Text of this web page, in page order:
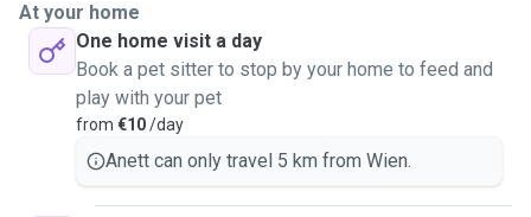
Hundkosmetikerin mit oder zum Tierarzt.
Wir haben zwei Wellensittiche.
Wir würden erstes Mal mit kleineren Hunden spazieren
gehen und später können größere Hunde auch kommen, und
At your home
One home visit a day
Book a pet sitter to stop by your home to feed and
play with your pet
from €10/day
Anett can only travel 5 km from Wien.